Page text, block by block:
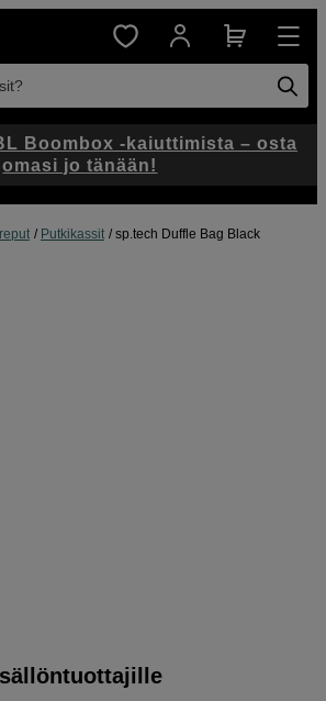
Putkikassit sp.tech Duffle Bag Black
Boombox -kaiuttimista – osta
omasi jo tänään!